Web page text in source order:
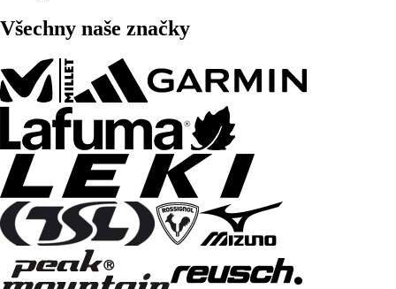
Všechny naše značky